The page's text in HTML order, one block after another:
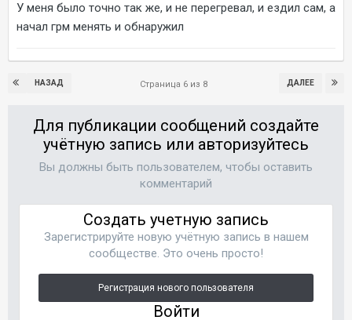
У меня было точно так же, и не перегревал, и ездил сам, а
начал грм менять и обнаружил
НАЗАД ДАЛЕЕ
Страница 6 из 8
Для публикации сообщений создайте
учётную запись или авторизуйтесь
Вы должны быть пользователем, чтобы оставить
комментарий
Создать учетную запись
Зарегистрируйте новую учётную запись в нашем
сообществе. Это очень просто!
Регистрация нового пользователя
Войти